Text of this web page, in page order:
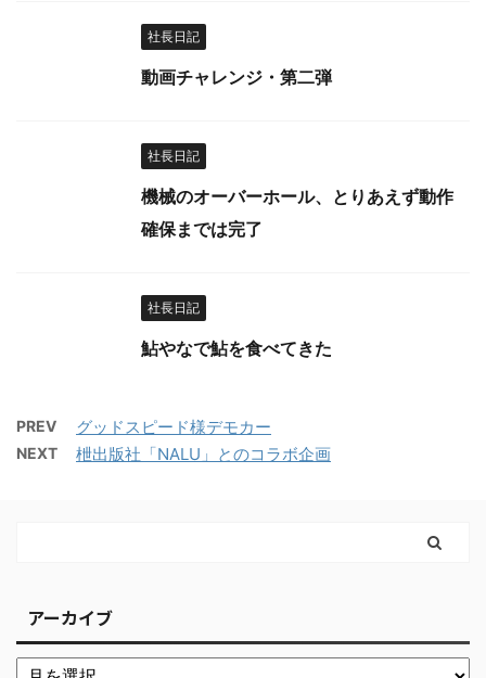
社長日記
動画チャレンジ・第二弾
社長日記
機械のオーバーホール、とりあえず動作
確保までは完了
社長日記
鮎やなで鮎を食べてきた
PREV グッドスピード様デモカー
NEXT 枻出版社「NALU」とのコラボ企画
アーカイブ